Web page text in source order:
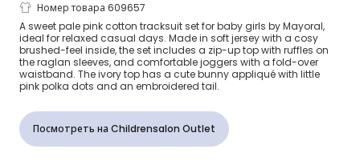
Baby Girls Pink Cotton Bunny Tracksuit
Set
Номер товара 609657
A sweet pale pink cotton tracksuit set for baby girls by Mayoral,
ideal for relaxed casual days. Made in soft jersey with a cosy
brushed-feel inside, the set includes a zip-up top with ruffles on
the raglan sleeves, and comfortable joggers with a fold-over
waistband. The ivory top has a cute bunny appliqué with little
pink polka dots and an embroidered tail.
Посмотреть на Childrensalon Outlet